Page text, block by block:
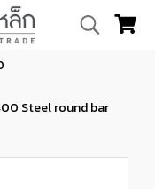
Steel round bar